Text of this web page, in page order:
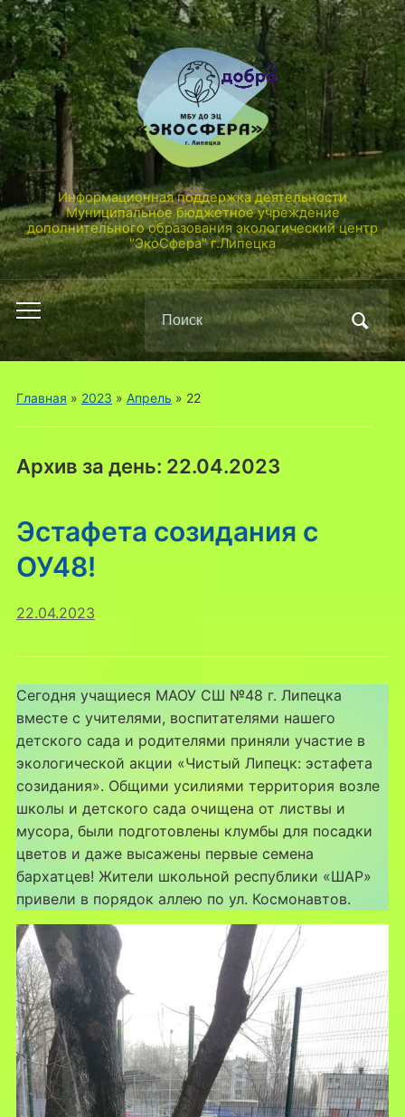
Информационная поддержка деятельности
Муниципальное бюджетное учреждение
дополнительного образования экологический центр
"ЭкоСфера" г.Липецка
Переключить
мобильное
меню
Поиск
по:
Главная » 2023 » Апрель » 22
Архив за день: 22.04.2023
Эстафета созидания с
ОУ48!
22.04.2023
Сегодня учащиеся МАОУ СШ №48 г. Липецка
вместе с учителями, воспитателями нашего
детского сада и родителями приняли участие в
экологической акции «Чистый Липецк: эстафета
созидания». Общими усилиями территория возле
школы и детского сада очищена от листвы и
мусора, были подготовлены клумбы для посадки
цветов и даже высажены первые семена
бархатцев! Жители школьной республики «ШАР»
привели в порядок аллею по ул. Космонавтов.